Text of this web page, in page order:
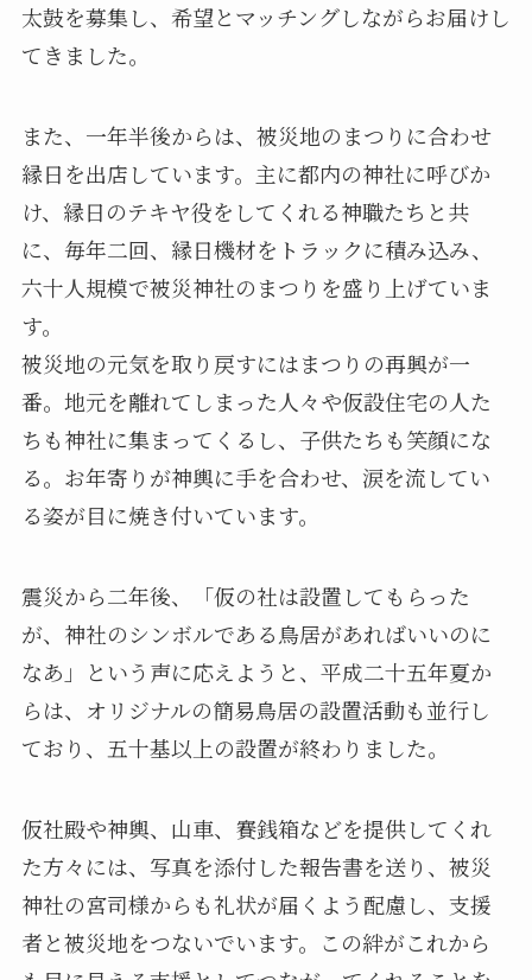
太鼓を募集し、希望とマッチングしながらお届けし
てきました。
また、一年半後からは、被災地のまつりに合わせ
縁日を出店しています。主に都内の神社に呼びか
け、縁日のテキヤ役をしてくれる神職たちと共
に、毎年二回、縁日機材をトラックに積み込み、
六十人規模で被災神社のまつりを盛り上げていま
す。
被災地の元気を取り戻すにはまつりの再興が一
番。地元を離れてしまった人々や仮設住宅の人た
ちも神社に集まってくるし、子供たちも笑顔にな
る。お年寄りが神輿に手を合わせ、涙を流してい
る姿が目に焼き付いています。
震災から二年後、「仮の社は設置してもらった
が、神社のシンボルである鳥居があればいいのに
なあ」という声に応えようと、平成二十五年夏か
らは、オリジナルの簡易鳥居の設置活動も並行し
ており、五十基以上の設置が終わりました。
仮社殿や神輿、山車、賽銭箱などを提供してくれ
た方々には、写真を添付した報告書を送り、被災
神社の宮司様からも礼状が届くよう配慮し、支援
者と被災地をつないでいます。この絆がこれから